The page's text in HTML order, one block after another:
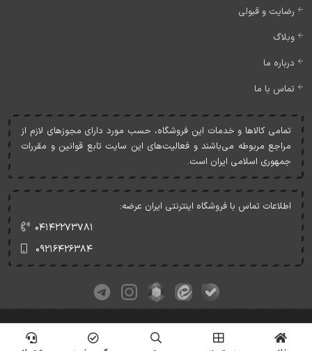
رضایت و قبولی
وبلاگ
درباره ما
تماس با ما
تمامی کالاها و خدمات اين فروشگاه، حسب مورد دارای مجوزهای لازم از
مراجع مربوطه می‌باشند و فعاليت‌های اين سايت تابع قوانين و مقررات
جمهوری اسلامی ايران است.
اطلاعات تماس با فروشگاه اینترنتی ایران عرضه:
۰۴۱۴۲۲۷۳۷۸۱
۰۹۲۱۶۴۲۶۳۸۴
کلیه حقوق این وبسایت متعلق به ایران عرضه می‌باشد.
© Copyrights - IranArze.ir - 1405